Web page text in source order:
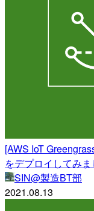
[AWS IoT
をデプロイしてみま
SIN@製造BT部
2021.08.13